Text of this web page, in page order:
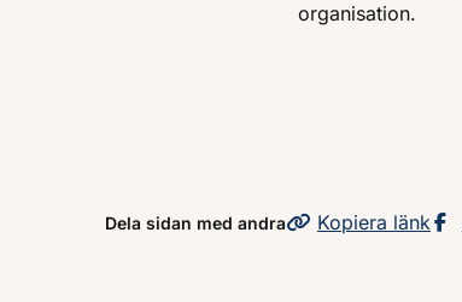
organisation.
Dela sidan med andra Kopiera sidans
länk